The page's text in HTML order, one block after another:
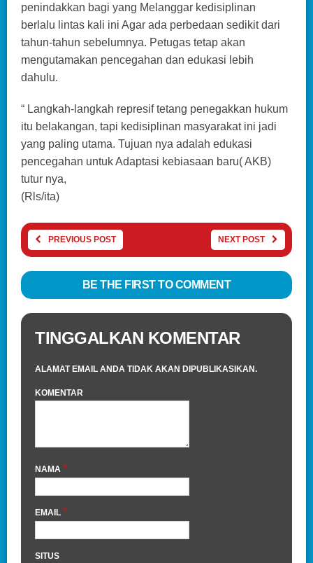
penindakkan bagi yang Melanggar kedisiplinan
berlalu lintas kali ini Agar ada perbedaan sedikit dari
tahun-tahun sebelumnya. Petugas tetap akan
mengutamakan pencegahan dan edukasi lebih
dahulu.
“ Langkah-langkah represif tetang penegakkan hukum
itu belakangan, tapi kedisiplinan masyarakat ini jadi
yang paling utama. Tujuan nya adalah edukasi
pencegahan untuk Adaptasi kebiasaan baru( AKB)
tutur nya,
(Rls/ita)
PREVIOUS POST NEXT POST
BE THE FIRST TO COMMENT
TINGGALKAN KOMENTAR
ALAMAT EMAIL ANDA TIDAK AKAN DIPUBLIKASIKAN.
KOMENTAR
NAMA *
EMAIL *
SITUS